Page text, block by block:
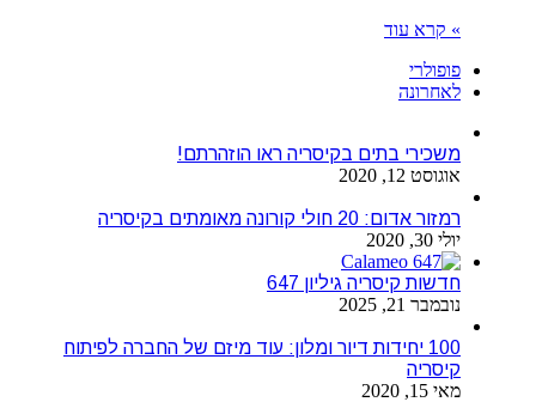
» קרא עוד
פופולרי
לאחרונה
משכירי בתים בקיסריה ראו הוזהרתם!
אוגוסט 12, 2020
רמזור אדום: 20 חולי קורונה מאומתים בקיסריה
יולי 30, 2020
חדשות קיסריה גיליון 647
נובמבר 21, 2025
100 יחידות דיור ומלון: עוד מיזם של החברה לפיתוח
קיסריה
מאי 15, 2020